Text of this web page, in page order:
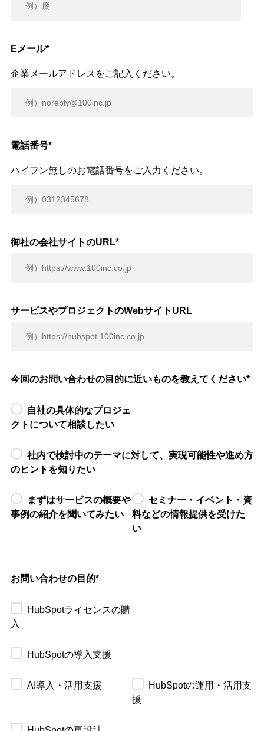
Eメール*
企業メールアドレスをご記入ください。
電話番号*
ハイフン無しのお電話番号をご入力ください。
御社の会社サイトのURL*
サービスやプロジェクトのWebサイトURL
今回のお問い合わせの目的に近いものを教えてください*
自社の具体的なプロジェ
クトについて相談したい
社内で検討中のテーマに対して、実現可能性や進め方
のヒントを知りたい
まずはサービスの概要や
事例の紹介を聞いてみたい
セミナー・イベント・資
料などの情報提供を受けた
い
お問い合わせの目的*
HubSpotライセンスの購
入
HubSpotの導入支援
AI導入・活用支援
HubSpotの運用・活用支
援